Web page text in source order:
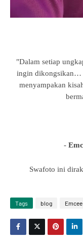
"Dalam setiap
ingin dikongsikan…
menyampakan
-
Swafoto ini
Tags blog Emcee